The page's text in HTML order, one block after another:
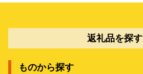
返礼品を探す
ものから探す